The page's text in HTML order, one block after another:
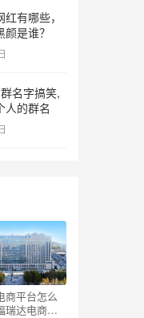
有哪些，
是谁？
名字搞笑,
人的群名
商平台怎么
瑞达电商平